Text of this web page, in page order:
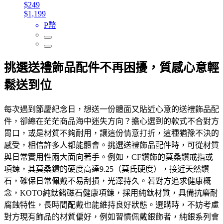
$249
$1,199
P幣
挑選送禮飾品配件不再困擾，質感心意輕
鬆送到位
每次遇到節慶紀念日，想送一份體面又貼近心意的送禮飾品配
件，卻總在茫茫商品海中迷失方向？擔心選到的款式不合對方
胃口，或是材質不夠耐用，讓這份情意打折，這種猶豫不決的
感受，相信許多人都能體會。挑選送禮飾品配件時，可從材質
與日常實用性兩大面向著手。例如，CF鑽飾的莫桑鑽戒指或
項鍊，其莫桑鑽的硬度高達9.25（莫氏硬度），接近天然鑽
石，確保日常佩戴不易刮損，光澤持久。若對方追求健康概
念，KOTO純鈦鍺磁石健康項鍊，採用純鈦材質，具備抗磨耐
腐蝕特性，長時間配戴也能維持良好狀態。選購時，不妨考慮
對方現有飾品的材質偏好，例如習慣佩戴銀飾者，純銀系列會